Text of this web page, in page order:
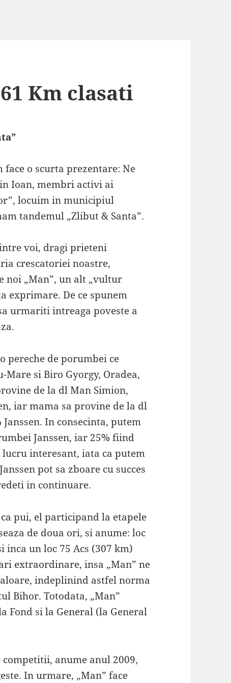
Km clasati
o scurta prezentare: Ne
Ioan, membri activi ai
locuim in municipiul
tandemul „Zlibut & Santa”.
voi, dragi prieteni
crescatoriei noastre,
noi „Man”, un alt „vultur
exprimare. De ce spunem
urmariti intreaga poveste a
pereche de porumbei ce
si Biro Gyorgy, Oradea,
de la dl Man Simion,
iar mama sa provine de la dl
In consecinta, putem
Janssen, iar 25% fiind
interesant, iata ca putem
pot sa zboare cu succes
in continuare.
pui, el participand la etapele
de doua ori, si anume: loc
un loc 75 Acs (307 km)
extraordinare, insa „Man” ne
indeplinind astfel norma
Bihor. Totodata, „Man”
Fond si la General (la General
anume anul 2009,
In urmare, „Man” face